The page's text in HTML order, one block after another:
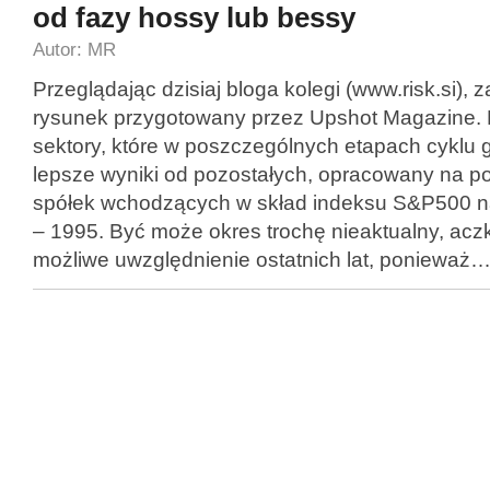
od fazy hossy lub bessy
Autor: MR
Przeglądając dzisiaj bloga kolegi (www.risk.si),
rysunek przygotowany przez Upshot Magazine.
sektory, które w poszczególnych etapach cyklu
lepsze wyniki od pozostałych, opracowany na
spółek wchodzących w skład indeksu S&P500
– 1995. Być może okres trochę nieaktualny,
możliwe uwzględnienie ostatnich lat, ponieważ…